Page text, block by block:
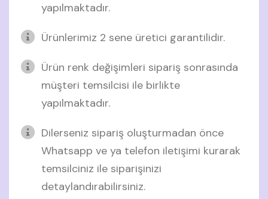
yapılmaktadır.
Ürünlerimiz 2 sene üretici garantilidir.
Ürün renk değişimleri sipariş sonrasında
müşteri temsilcisi ile birlikte
yapılmaktadır.
Dilerseniz sipariş oluşturmadan önce
Whatsapp ve ya telefon iletişimi kurarak
temsilciniz ile siparişinizi
detaylandırabilirsiniz.